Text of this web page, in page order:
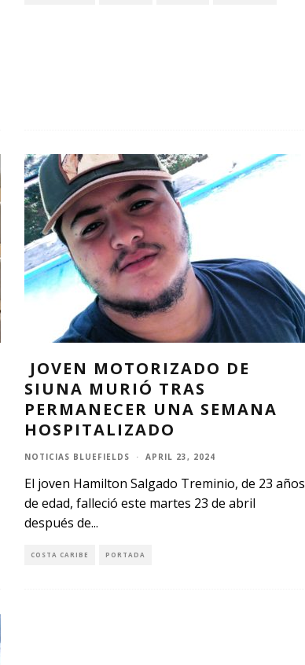
JOVEN MOTORIZADO DE
SIUNA MURIÓ TRAS
PERMANECER UNA SEMANA
HOSPITALIZADO
NOTICIAS BLUEFIELDS · APRIL 23, 2024
El joven Hamilton Salgado Treminio, de 23 años
de edad, falleció este martes 23 de abril
después de...
COSTA CARIBE PORTADA